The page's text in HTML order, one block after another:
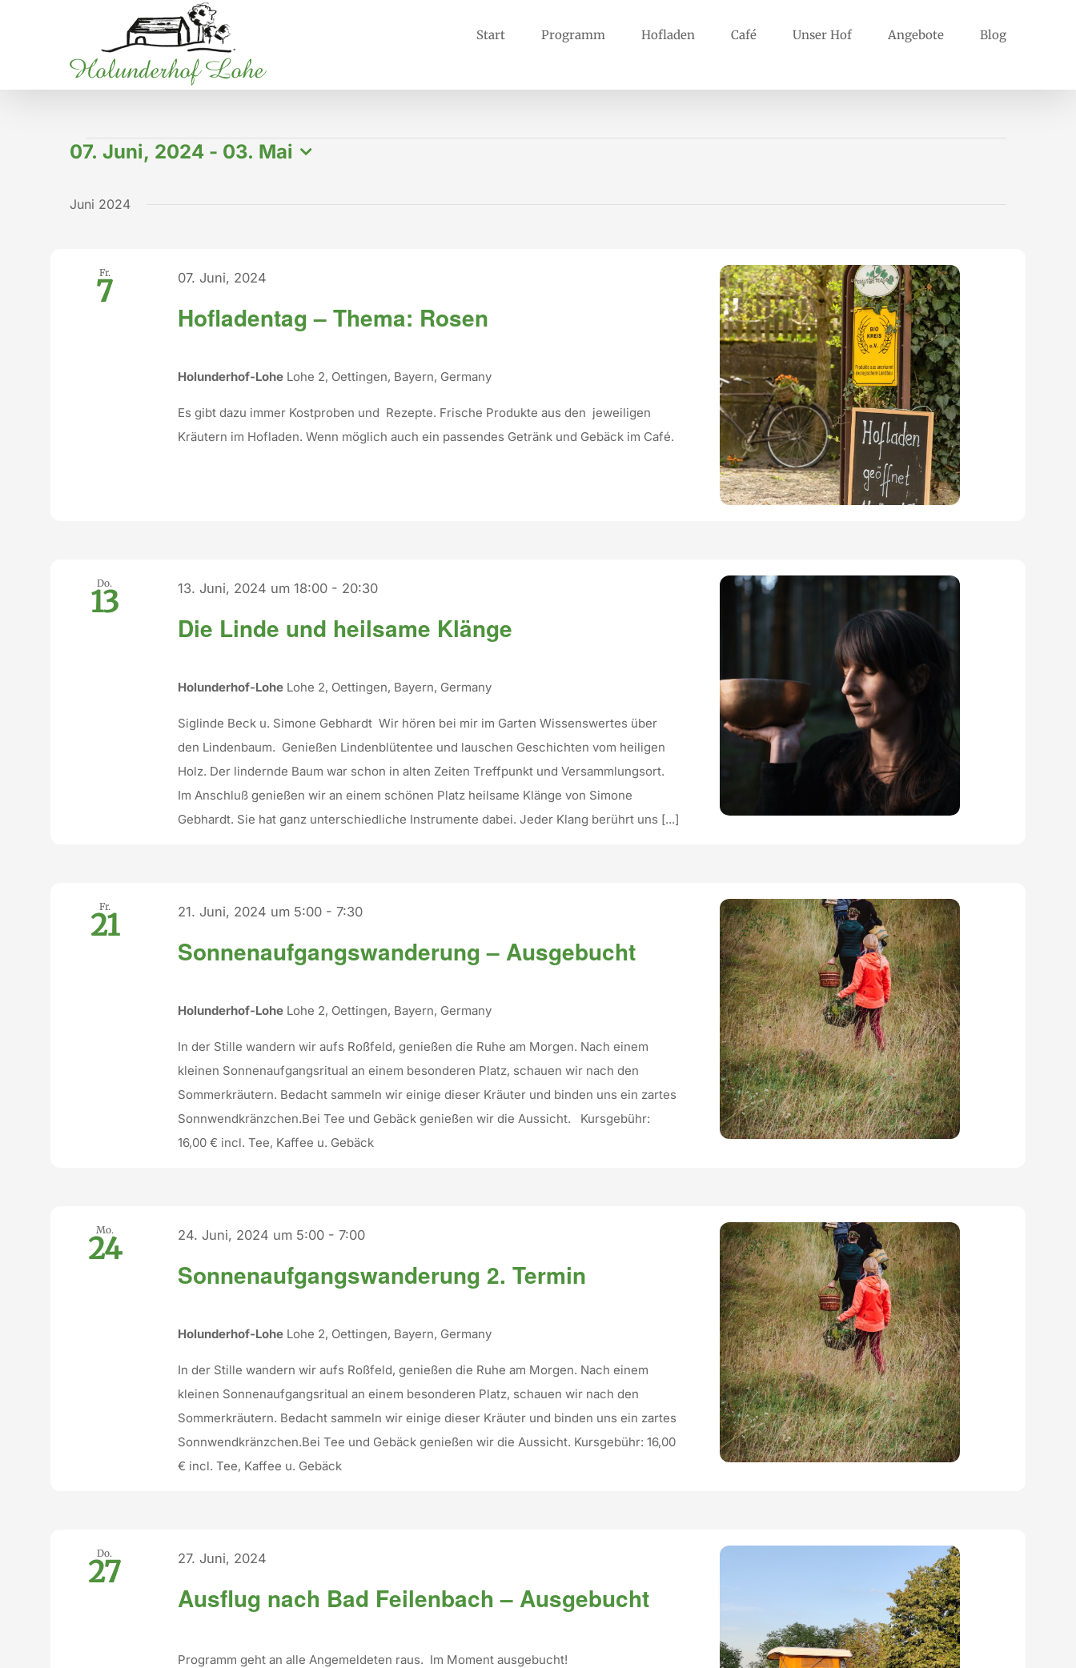
Start Programm Hofladen Café Unser Hof Angebote Blog
Veranstaltungen
07. Juni, 2024 - 03. Mai
wählen.
Juni 2024
Fr.
7
Hofladentag – Thema: Rosen
07. Juni, 2024
Holunderhof-Lohe Lohe 2, Oettingen, Bayern, Germany
Es gibt dazu immer Kostproben und Rezepte. Frische Produkte aus den jeweiligen
Kräutern im Hofladen. Wenn möglich auch ein passendes Getränk und Gebäck im Café.
Do.
13
Die Linde und heilsame Klänge
13. Juni, 2024 um 18:00 - 20:30
Holunderhof-Lohe Lohe 2, Oettingen, Bayern, Germany
Siglinde Beck u. Simone Gebhardt Wir hören bei mir im Garten Wissenswertes über
den Lindenbaum. Genießen Lindenblütentee und lauschen Geschichten vom heiligen
Holz. Der lindernde Baum war schon in alten Zeiten Treffpunkt und Versammlungsort.
Im Anschluß genießen wir an einem schönen Platz heilsame Klänge von Simone
Gebhardt. Sie hat ganz unterschiedliche Instrumente dabei. Jeder Klang berührt uns [...]
Fr.
21
Sonnenaufgangswanderung – Ausgebucht
21. Juni, 2024 um 5:00 -7:30
Holunderhof-Lohe Lohe 2, Oettingen, Bayern, Germany
In der Stille wandern wir aufs Roßfeld, genießen die Ruhe am Morgen. Nach einem
kleinen Sonnenaufgangsritual an einem besonderen Platz, schauen wir nach den
Sommerkräutern. Bedacht sammeln wir einige dieser Kräuter und binden uns ein zartes
Sonnwendkränzchen.Bei Tee und Gebäck genießen wir die Aussicht. Kursgebühr:
16,00 € incl. Tee, Kaffee u. Gebäck
Mo.
24
Sonnenaufgangswanderung 2. Termin
24. Juni, 2024 um 5:00 -7:00
Holunderhof-Lohe Lohe 2, Oettingen, Bayern, Germany
In der Stille wandern wir aufs Roßfeld, genießen die Ruhe am Morgen. Nach einem
kleinen Sonnenaufgangsritual an einem besonderen Platz, schauen wir nach den
Sommerkräutern. Bedacht sammeln wir einige dieser Kräuter und binden uns ein zartes
Sonnwendkränzchen.Bei Tee und Gebäck genießen wir die Aussicht. Kursgebühr: 16,00
€ incl. Tee, Kaffee u. Gebäck
Do.
27
Ausflug nach Bad Feilenbach – Ausgebucht
27. Juni, 2024
Programm geht an alle Angemeldeten raus. Im Moment ausgebucht!